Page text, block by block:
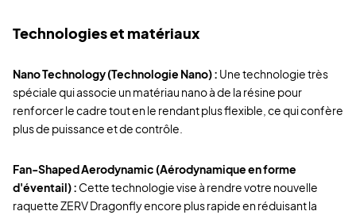
Technologies et matériaux
Nano Technology (Technologie Nano) : Une technologie très
spéciale qui associe un matériau nano à de la résine pour
renforcer le cadre tout en le rendant plus flexible, ce qui confère
plus de puissance et de contrôle.
Fan-Shaped Aerodynamic (Aérodynamique en forme
d'éventail) : Cette technologie vise à rendre votre nouvelle
raquette ZERV Dragonfly encore plus rapide en réduisant la